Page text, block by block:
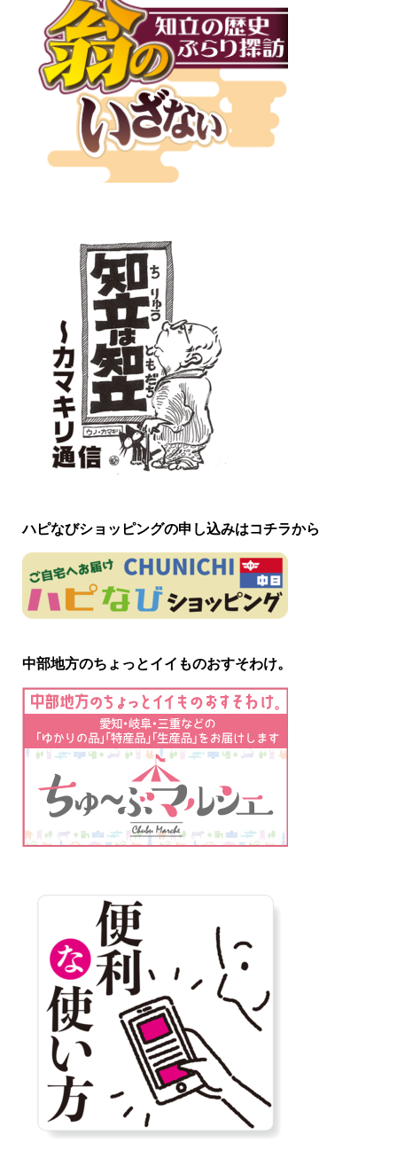
ハピなびショッピングの申し込みはコチラから
中部地方のちょっとイイものおすそわけ。